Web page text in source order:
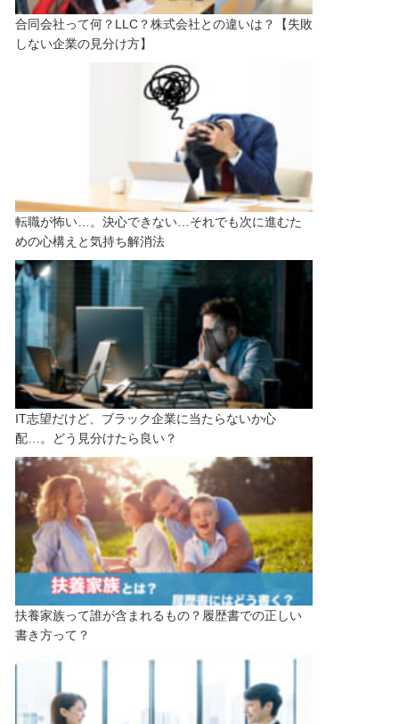
合同会社って何？LLC？株式会社との違いは？【失敗
しない企業の見分け方】
転職が怖い…。決心できない…それでも次に進むた
めの心構えと気持ち解消法
IT志望だけど、ブラック企業に当たらないか心
配…。どう見分けたら良い？
扶養家族って誰が含まれるもの？履歴書での正しい
書き方って？